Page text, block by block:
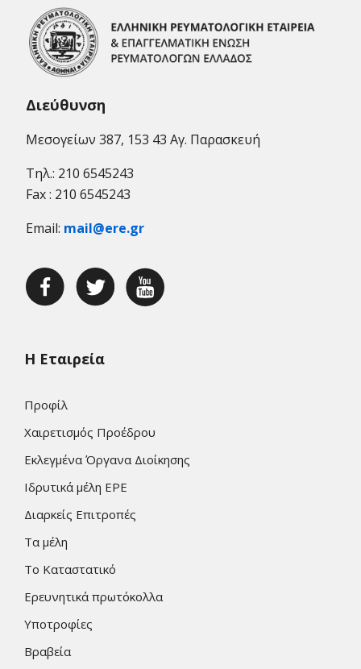
Διεύθυνση
Μεσογείων 387, 153 43 Αγ. Παρασκευή
Τηλ.: 210 6545243
Fax : 210 6545243
Email: mail@ere.gr
Η Εταιρεία
Προφίλ
Χαιρετισμός Προέδρου
Εκλεγμένα Όργανα Διοίκησης
Ιδρυτικά μέλη ΕΡΕ
Διαρκείς Επιτροπές
Τα μέλη
Το Καταστατικό
Ερευνητικά πρωτόκολλα
Υποτροφίες
Βραβεία